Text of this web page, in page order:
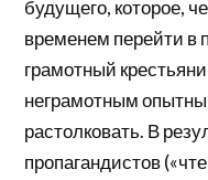
будущего, которое,
временем перейти в
грамотный
неграмотным
растолковать. В
пропагандистов